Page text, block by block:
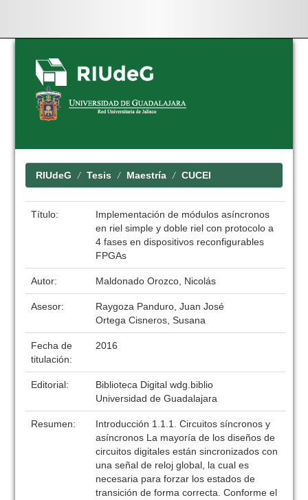
Skip
navigation
RIUdeG Tesis Maestría CUCEI
Título:
Implementación de módulos asíncronos
en riel simple y doble riel con protocolo a
4 fases en dispositivos reconfigurables
FPGAs
Autor: Maldonado Orozco, Nicolás
Asesor:
Raygoza Panduro, Juan José
Ortega Cisneros, Susana
Fecha de
titulación:
2016
Editorial:
Biblioteca Digital wdg.biblio
Universidad de Guadalajara
Resumen:
Introducción 1.1.1. Circuitos síncronos y
asíncronos La mayoría de los diseños de
circuitos digitales están sincronizados con
una señal de reloj global, la cual es
necesaria para forzar los estados de
transición de forma correcta. Conforme el